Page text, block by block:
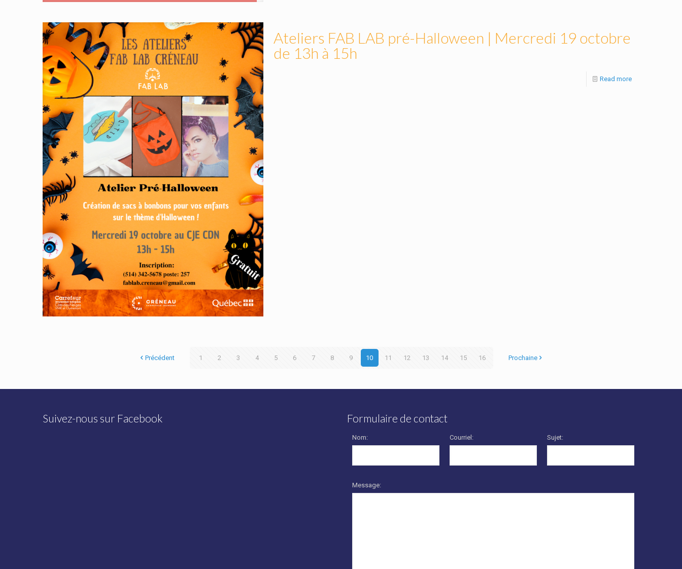
Ateliers FAB LAB pré-Halloween | Mercredi 19 octobre
de 13h à 15h
Read more
Précédent 1 2 3 4 5 6 7 8 9 10 11 12 13 14 15 16 Prochaine
Suivez-nous sur Facebook Formulaire de contact
Nom: Courriel: Sujet:
Message: